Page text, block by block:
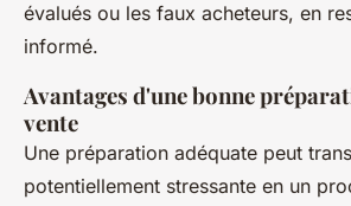
évalués ou les faux acheteurs, en
informé.
Avantages d'une bonne
vente
Une préparation adéquate peut
potentiellement stressante en un